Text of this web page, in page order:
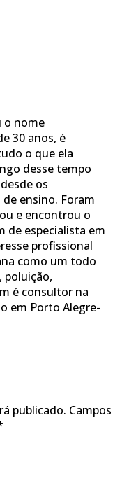
o nome
30 anos, é
o que ela
desse tempo
os
ensino. Foram
e encontrou o
de especialista em
profissional
como um todo
é consultor na
em Porto Alegre-
publicado. Campos